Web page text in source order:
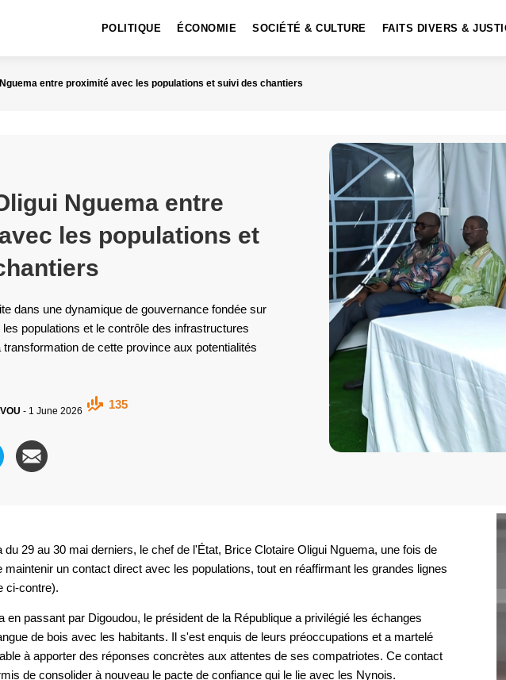
POLITIQUE ÉCONOMIE SOCIÉTÉ & CULTURE FAITS DIVERS &
entre proximité avec les populations et suivi des chantiers
Nguema entre
les populations et
dans une dynamique de gouvernance fondée sur
populations et le contrôle des infrastructures
de cette province aux potentialités
- 1 June 2026
135
du 29 au 30 mai derniers, le chef de l'État, Brice Clotaire Oligui Nguema, une fois de
maintenir un contact direct avec les populations, tout en réaffirmant les grandes lignes
ci-contre).
en passant par Digoudou, le président de la République a privilégié les échanges
de bois avec les habitants. Il s'est enquis de leurs préoccupations et a martelé
à apporter des réponses concrètes aux attentes de ses compatriotes. Ce contact
de consolider à nouveau le pacte de confiance qui le lie avec les Nynois.